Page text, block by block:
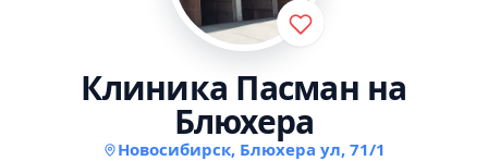
Клиника Пасман на
Блюхера
Новосибирск, Блюхера ул, 71/1